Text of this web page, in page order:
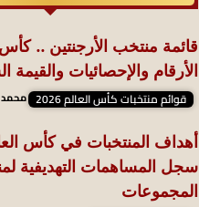
الأرقام والإحصائيات والقيمة
قوائم منتخبات كأس العالم 2026 محمد
سجل المساهمات التهديفية
المجموعات